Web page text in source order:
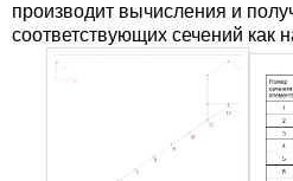
производит вычисления и
соответствующих сечений как